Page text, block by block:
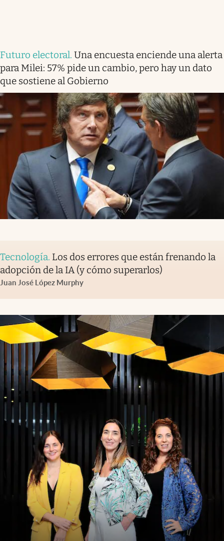
Futuro electoral. Una encuesta enciende una alerta
para Milei: 57% pide un cambio, pero hay un dato
que sostiene al Gobierno
Tecnología. Los dos errores que están frenando la
adopción de la IA (y cómo superarlos)
Juan José López Murphy